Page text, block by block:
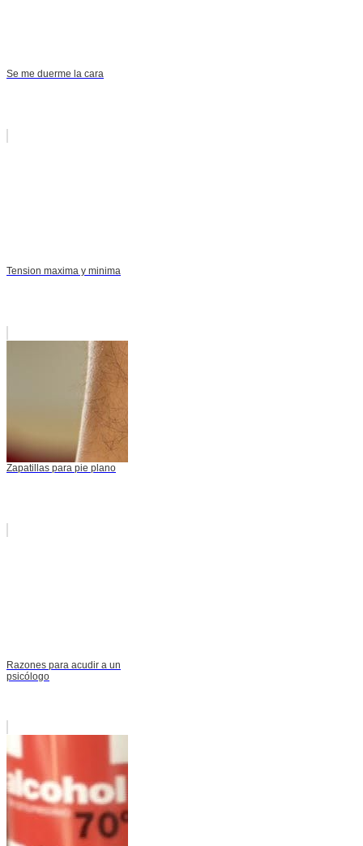
Se me duerme la cara
Tension maxima y minima
Zapatillas para pie plano
Razones para acudir a un
psicólogo